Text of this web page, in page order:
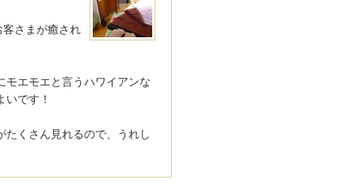
さまが癒され
モエモエと言うハワイアンな
です！
たくさん見れるので、うれし